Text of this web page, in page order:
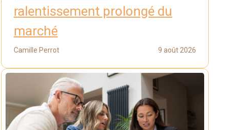
ralentissement prolongé du
marché
Camille Perrot 9 août 2026